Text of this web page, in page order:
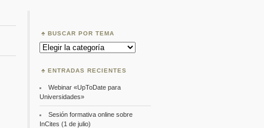
BUSCAR POR TEMA
Buscar
por
ENTRADAS RECIENTES
Webinar «UpToDate para
Universidades»
Sesión formativa online sobre
InCites (1 de julio)